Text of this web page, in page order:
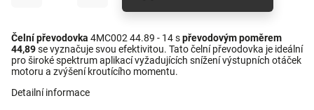
Čelní převodovka 4MC002 44.89 - 14 spřevodovým poměrem
44,89se vyznačuje svou efektivitou. Tato čelní převodovka je ideální
pro široké spektrum aplikací vyžadujících snížení výstupních otáček
motoru a zvýšení kroutícího momentu.
Detailní informace